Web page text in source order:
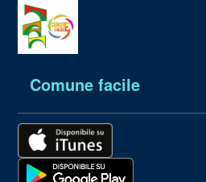
Comune facile